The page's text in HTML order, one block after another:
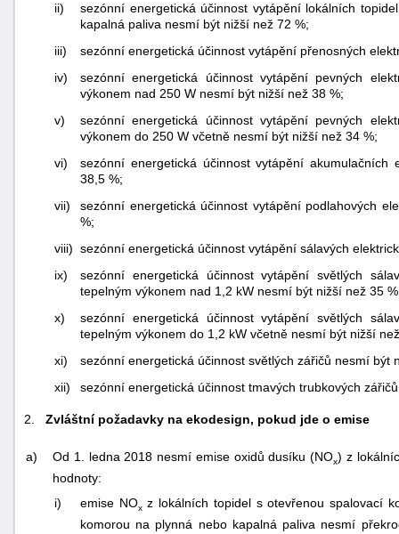
ii)
sezónní energetická účinnost vytápění lokálních
kapalná paliva nesmí být nižší než 72 %;
iii)
sezónní energetická účinnost vytápění přenosných
iv)
sezónní energetická účinnost vytápění pevných
výkonem nad 250 W nesmí být nižší než 38 %;
v)
sezónní energetická účinnost vytápění pevných
výkonem do 250 W včetně nesmí být nižší než 34 %;
vi)
sezónní energetická účinnost vytápění
38,5 %;
vii)
sezónní energetická účinnost vytápění podlahových
%;
viii) sezónní energetická účinnost vytápění sálavých
ix)
sezónní energetická účinnost vytápění světlých
tepelným výkonem nad 1,2 kW nesmí být nižší než 35
x)
sezónní energetická účinnost vytápění světlých
tepelným výkonem do 1,2 kW včetně nesmí být nižší
xi)
sezónní energetická účinnost světlých zářičů nesmí být
xii)
sezónní energetická účinnost tmavých trubkových
2. Zvláštní požadavky na ekodesign, pokud jde o emise
a) Od 1. ledna 2018 nesmí emise oxidů dusíku (NOx) z
hodnoty:
i)
emise NOx z lokálních topidel s otevřenou spalovací
komorou na plynná nebo kapalná paliva nesmí